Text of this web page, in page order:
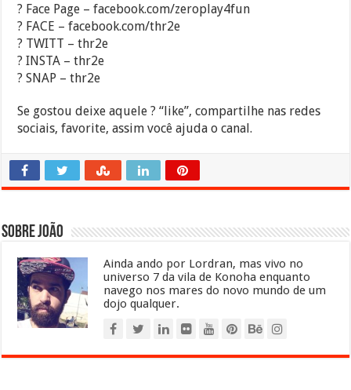
? Face Page – facebook.com/zeroplay4fun
? FACE – facebook.com/thr2e
? TWITT – thr2e
? INSTA – thr2e
? SNAP – thr2e
Se gostou deixe aquele ? “like”, compartilhe nas redes
sociais, favorite, assim você ajuda o canal.
Sobre João
Ainda ando por Lordran, mas vivo no
universo 7 da vila de Konoha enquanto
navego nos mares do novo mundo de um
dojo qualquer.